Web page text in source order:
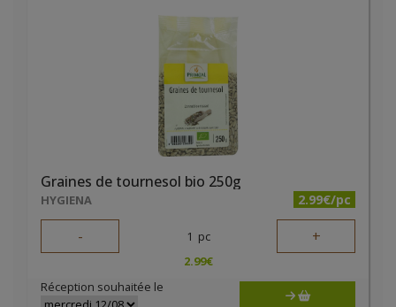
Graines de tournesol bio 250g
HYGIENA 2.99€/pc
- 1 pc +
2.99€
Réception souhaitée le